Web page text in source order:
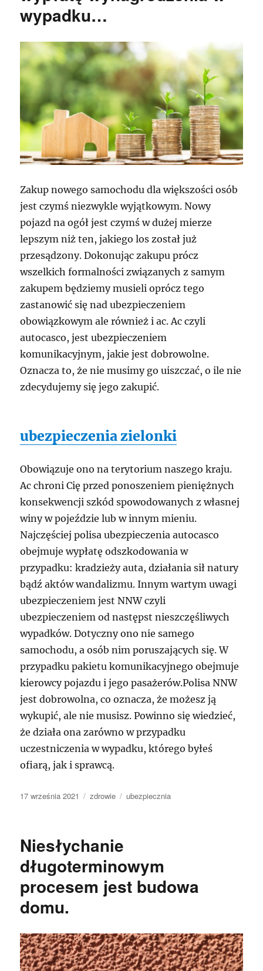
wypadku…
Zakup nowego samochodu dla większości osób
jest czymś niezwykle wyjątkowym. Nowy
pojazd na ogół jest czymś w dużej mierze
lepszym niż ten, jakiego los został już
przesądzony. Dokonując zakupu prócz
wszelkich formalności związanych z samym
zakupem będziemy musieli oprócz tego
zastanowić się nad ubezpieczeniem
obowiązkowym ale również i ac. Ac czyli
autocasco, jest ubezpieczeniem
komunikacyjnym, jakie jest dobrowolne.
Oznacza to, że nie musimy go uiszczać, o ile nie
zdecydujemy się jego zakupić.
ubezpieczenia zielonki
Obowiązuje ono na terytorium naszego kraju.
Ac chroni Cię przed ponoszeniem pieniężnych
konsekwencji szkód spowodowanych z własnej
winy w pojeździe lub w innym mieniu.
Najczęściej polisa ubezpieczenia autocasco
obejmuje wypłatę odszkodowania w
przypadku: kradzieży auta, działania sił natury
bądź aktów wandalizmu. Innym wartym uwagi
ubezpieczeniem jest NNW czyli
ubezpieczeniem od następst nieszczęśliwych
wypadków. Dotyczny ono nie samego
samochodu, a osób nim poruszających się. W
przypadku pakietu komunikacyjnego obejmuje
kierowcy pojazdu i jego pasażerów.Polisa NNW
jest dobrowolna, co oznacza, że możesz ją
wykupić, ale nie musisz. Powinno się wiedzieć,
że działa ona zarówno w przypadku
uczestniczenia w wypadku, którego byłeś
ofiarą, jak i sprawcą.
Data
17 września 2021 Kategorie
zdrowie Tagi
ubezpiecznia
Niesłychanie
długoterminowym
procesem jest budowa
domu.